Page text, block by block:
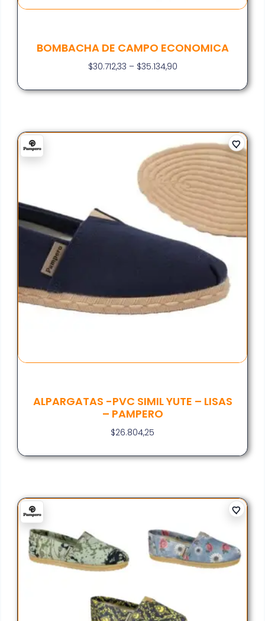
BOMBACHA DE CAMPO ECONOMICA
$30.712,33 – $35.134,90
ALPARGATAS -PVC SIMIL YUTE – LISAS
– PAMPERO
$26.804,25